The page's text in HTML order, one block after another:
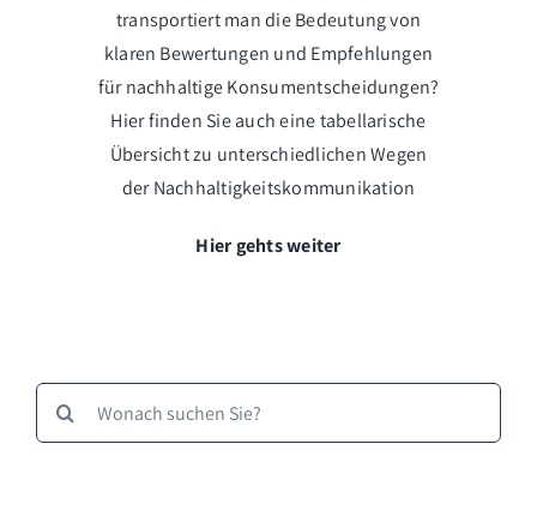
transportiert man die Bedeutung von
klaren Bewertungen und Empfehlungen
für nachhaltige Konsumentscheidungen?
Hier finden Sie auch eine tabellarische
Übersicht zu unterschiedlichen Wegen
der Nachhaltigkeitskommunikation
Hier gehts weiter
nach: